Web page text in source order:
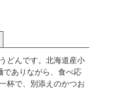
どんです。北海道産小
でありながら、食べ応
杯で、別添えのかつお